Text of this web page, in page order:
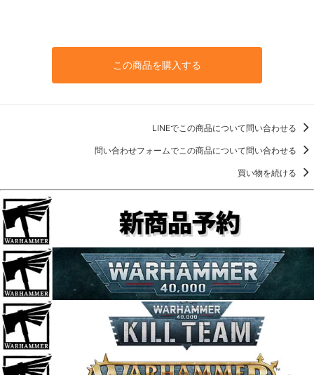
この商品を購入する
LINEでこの商品について問い合わせる
問い合わせフォームでこの商品について問い合わせる
買い物を続ける